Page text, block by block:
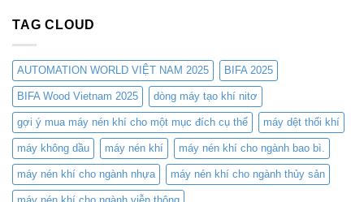
Cho
Cắt
Laser
–
Tiết
Kiệm
Chi
Phí
Nâng
–
Nơi
hội
tụ
công
nghệ
nén
khí
đỉnh
cao
TAG CLOUD
AUTOMATION WORLD VIỆT NAM 2025 BIFA 2025
BIFA Wood Vietnam 2025 dòng máy tạo khí nitơ
gợi ý mua máy nén khí cho một mục đích cụ thể máy dệt thổi khí
máy không dầu máy nén khí máy nén khí cho ngành bao bì.
máy nén khí cho ngành nhựa máy nén khí cho ngành thủy sản